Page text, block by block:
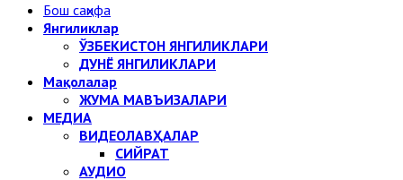
Бош саҳифа
Янгиликлар
ЎЗБЕКИСТОН ЯНГИЛИКЛАРИ
ДУНЁ ЯНГИЛИКЛАРИ
Мақолалар
ЖУМА МАВЪИЗАЛАРИ
МЕДИА
ВИДЕОЛАВҲАЛАР
СИЙРАТ
АУДИО